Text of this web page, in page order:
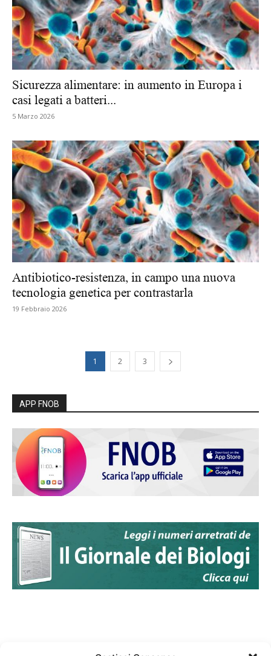
Sicurezza alimentare: in aumento in Europa i
casi legati a batteri...
5 Marzo 2026
Antibiotico-resistenza, in campo una nuova
tecnologia genetica per contrastarla
19 Febbraio 2026
1 2 3
APP FNOB